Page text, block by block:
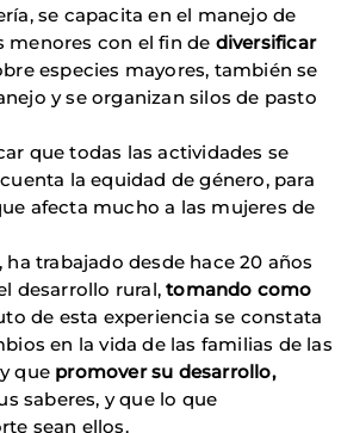
se capacita en el manejo de
menores con el fin de diversificar
especies mayores, también se
y se organizan silos de pasto
que todas las actividades se
la equidad de género, para
afecta mucho a las mujeres de
ha trabajado desde hace 20 años
desarrollo rural,tomando como
de esta experiencia se constata
en la vida de las familias de las
que promover su desarrollo,
saberes, y que lo que
sean ellos.